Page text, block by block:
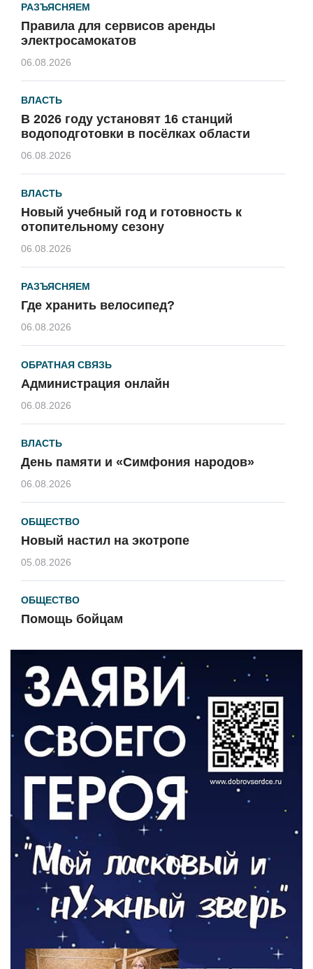
РАЗЪЯСНЯЕМ
Правила для сервисов аренды
электросамокатов
06.08.2026
ВЛАСТЬ
В 2026 году установят 16 станций
водоподготовки в посёлках области
06.08.2026
ВЛАСТЬ
Новый учебный год и готовность к
отопительному сезону
06.08.2026
РАЗЪЯСНЯЕМ
Где хранить велосипед?
06.08.2026
ОБРАТНАЯ СВЯЗЬ
Администрация онлайн
06.08.2026
ВЛАСТЬ
День памяти и «Симфония народов»
06.08.2026
ОБЩЕСТВО
Новый настил на экотропе
05.08.2026
ОБЩЕСТВО
Помощь бойцам
ВЛАСТЬ
«Второй старт» для ветеранов СВО
РАЗЪЯСНЯЕМ
Контракт с новой выплатой
05.08.2026